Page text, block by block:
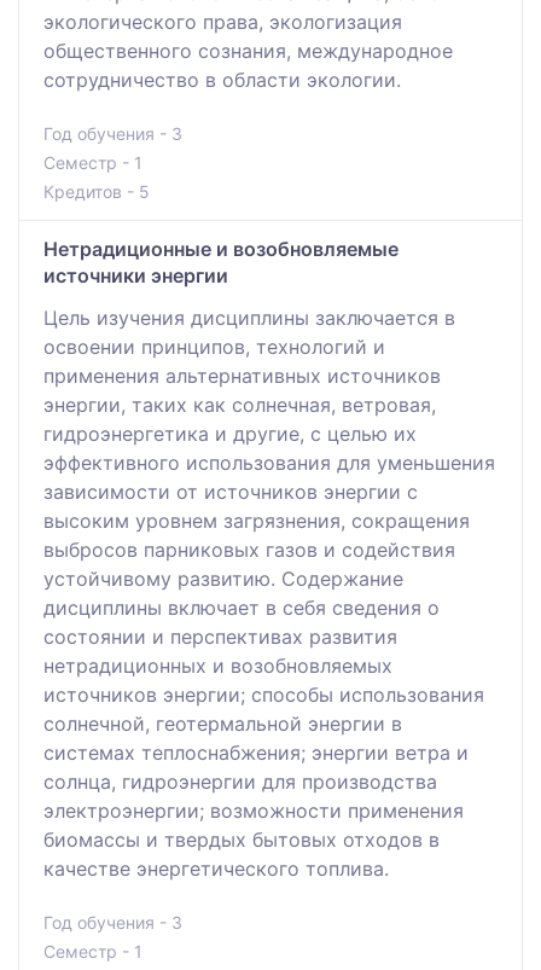
экологического права, экологизация
общественного сознания, международное
сотрудничество в области экологии.
Год обучения - 3
Семестр - 1
Кредитов - 5
Нетрадиционные и возобновляемые
источники энергии
Цель изучения дисциплины заключается в
освоении принципов, технологий и
применения альтернативных источников
энергии, таких как солнечная, ветровая,
гидроэнергетика и другие, с целью их
эффективного использования для уменьшения
зависимости от источников энергии с
высоким уровнем загрязнения, сокращения
выбросов парниковых газов и содействия
устойчивому развитию. Содержание
дисциплины включает в себя сведения о
состоянии и перспективах развития
нетрадиционных и возобновляемых
источников энергии; способы использования
солнечной, геотермальной энергии в
системах теплоснабжения; энергии ветра и
солнца, гидроэнергии для производства
электроэнергии; возможности применения
биомассы и твердых бытовых отходов в
качестве энергетического топлива.
Год обучения - 3
Семестр - 1